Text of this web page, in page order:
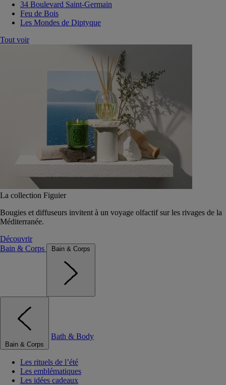
34 Boulevard Saint-Germain
Feu de Bois
Les Mondes de Diptyque
Tout voir
La collection Figuier
Bougies et diffuseurs invitent à un voyage olfactif sur les rivages de la
Méditerranée.
Découvrir
Bain & Corps
Bain & Corps
Bain & Corps
Bath & Body
Les rituels de l’été
Les emblématiques
Les idées cadeaux